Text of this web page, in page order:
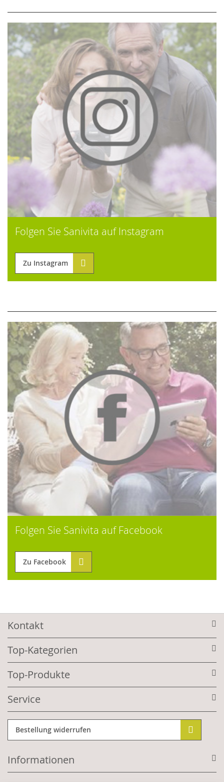
Folgen Sie Sanivita auf Instagram
Zu Instagram
Folgen Sie Sanivita auf Facebook
Zu Facebook
Kontakt
Top-Kategorien
Top-Produkte
Service
Bestellung widerrufen
Informationen